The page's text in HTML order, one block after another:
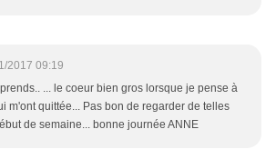
2017 09:19
... le coeur bien gros lorsque je pense à
m'ont quittée... Pas bon de regarder de telles
de semaine... bonne journée ANNE